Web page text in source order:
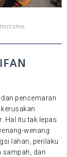
,
pencemaran
Hal itu tak lepas
wenang
lahan, perilaku
sampah, dan